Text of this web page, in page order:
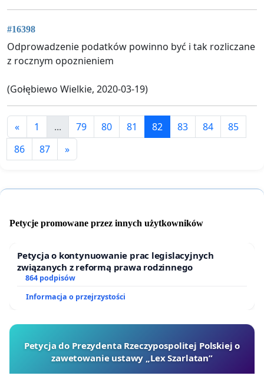
#16398
Odprowadzenie podatków powinno być i tak rozliczane
z rocznym opoznieniem
(Gołębiewo Wielkie, 2020-03-19)
« 1 ... 79 80 81 82 83 84
85
86
87 »
Petycje promowane przez innych użytkowników
Petycja o kontynuowanie prac legislacyjnych
związanych z reformą prawa rodzinnego
864 podpisów
Informacja o przejrzystości
Petycja do Prezydenta Rzeczypospolitej Polskiej o
zawetowanie ustawy „Lex Szarlatan”